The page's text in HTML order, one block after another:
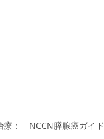
療： NCCN膵腺癌ガイ